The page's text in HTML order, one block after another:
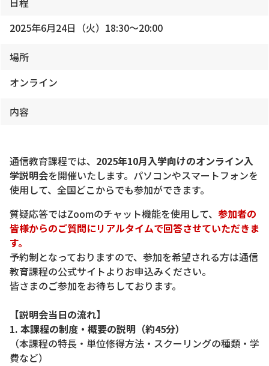
2025年6月24日（火）18:30～20:00
場所
オンライン
内容
通信教育課程では、 2025年10月入学向けのオンライン入
学説明会を開催いたします。パソコンやスマートフォンを
使用して、全国どこからでも参加ができます。
質疑応答ではZoomのチャット機能を使用して、 参加者の
皆様からのご質問にリアルタイムで回答させていただきま
す。
予約制となっておりますので、参加を希望される方は通信
教育課程の公式サイトよりお申込みください。
皆さまのご参加をお待ちしております。
【説明会当日の流れ】
1. 本課程の制度・概要の説明（約45分）
（本課程の特長・単位修得方法・スクーリングの種類・学
費など）